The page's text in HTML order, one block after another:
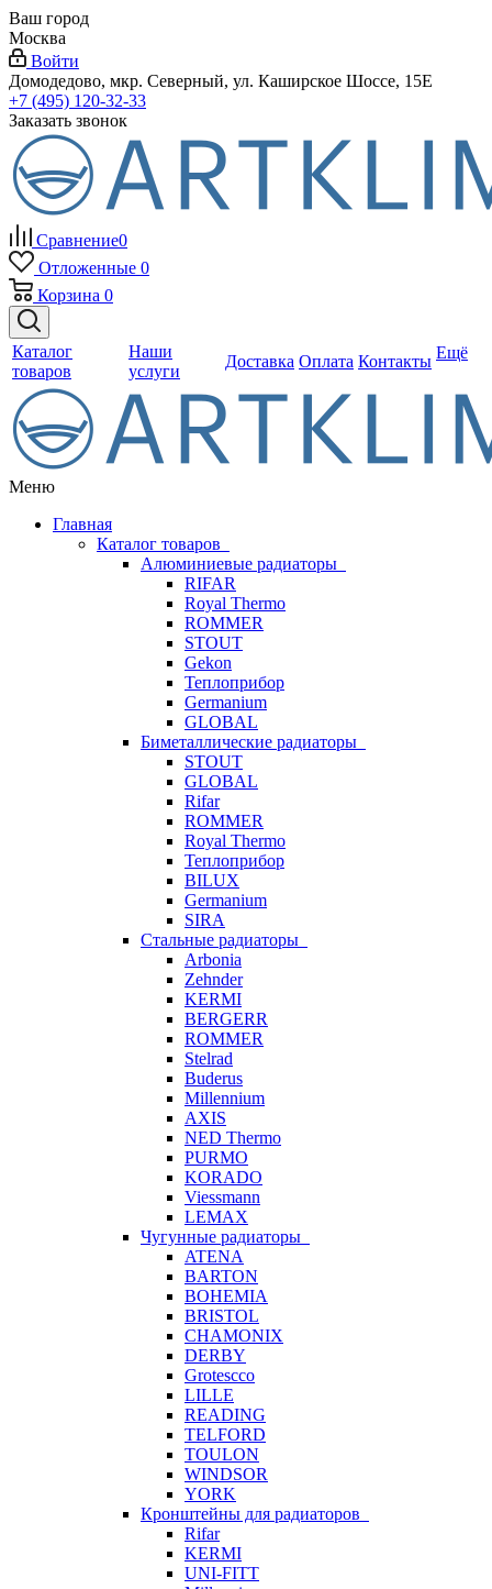
Ваш город
Москва
Войти
Домодедово, мкр. Северный, ул. Каширское Шоссе, 15Е
+7 (495) 120-32-33
Заказать звонок
Сравнение0
Отложенные 0
Корзина 0
Каталог
товаров
Наши
услуги
Доставка Оплата Контакты Ещё
Меню
Главная
Каталог товаров
Алюминиевые радиаторы
RIFAR
Royal Thermo
ROMMER
STOUT
Gekon
Теплоприбор
Germanium
GLOBAL
Биметаллические радиаторы
STOUT
GLOBAL
Rifar
ROMMER
Royal Thermo
Теплоприбор
BILUX
Germanium
SIRA
Стальные радиаторы
Arbonia
Zehnder
KERMI
BERGERR
ROMMER
Stelrad
Buderus
Millennium
AXIS
NED Thermo
PURMO
KORADO
Viessmann
LEMAX
Чугунные радиаторы
ATENA
BARTON
BOHEMIA
BRISTOL
CHAMONIX
DERBY
Grotescco
LILLE
READING
TELFORD
TOULON
WINDSOR
YORK
Кронштейны для радиаторов
Rifar
KERMI
UNI-FITT